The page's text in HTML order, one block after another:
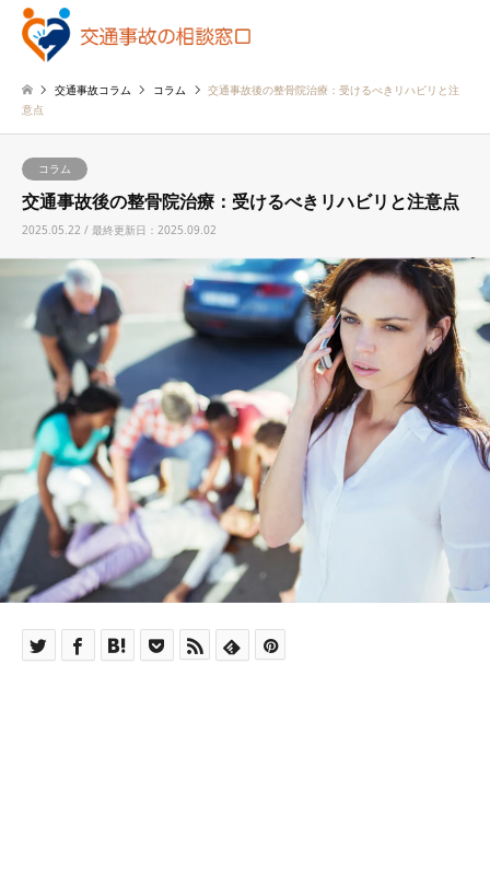
交通事故コラム コラム
交通事故後の整骨院治療：受けるべきリハビリと注
意点
コラム
交通事故後の整骨院治療：受けるべきリハビリと注意点
2025.05.22 / 最終更新日：2025.09.02